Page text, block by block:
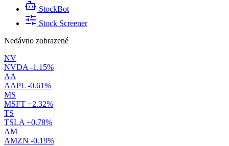
StockBot
Stock Screener
Nedávno zobrazené
NV
NVDA -1.15%
AA
AAPL -0.61%
MS
MSFT +2.32%
TS
TSLA +0.78%
AM
AMZN -0.19%